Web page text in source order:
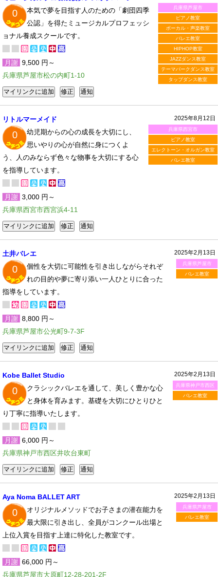
兵庫県芦屋市
ピアノ教室
ボーカル・声楽教室
バレエ教室
HIPHOP教室
JAZZダンス教室
テーマパークダンス教室
タップダンス教室
0
本気で夢を目指す人のための「劇団四季
公認」を得たミュージカルプロフェッシ
ョナル養成スクールです。
月謝 9,500 円～
兵庫県芦屋市松の内町1-10
2025年8月12日
兵庫県西宮市
ピアノ教室
エレクトーン・オルガン教室
バレエ教室
リトルマーメイド
0
幼児期からの心の成長を大切にし、
思いやりの心が自然に身につくよ
う、人のみならず色々な物事を大切にする心
を指導しています。
月謝 3,000 円～
兵庫県西宮市西宮浜4-11
2025年2月13日
兵庫県芦屋市
バレエ教室
土井バレエ
0
個性を大切に可能性を引き出しながらそれぞ
れの目的や夢に寄り添い一人ひとりに合った
指導をしています。
月謝 8,800 円～
兵庫県芦屋市公光町9-7-3F
2025年2月13日
兵庫県神戸市西区
バレエ教室
Kobe Ballet Studio
0
クラシックバレエを通して、美しく豊かな心
と身体を育みます。基礎を大切にひとりひと
り丁寧に指導いたします。
月謝 6,000 円～
兵庫県神戸市西区井吹台東町
2025年2月13日
兵庫県芦屋市
バレエ教室
Aya Noma BALLET ART
0
オリジナルメソッドでお子さまの潜在能力を
最大限に引き出し、全員がコンクール出場と
上位入賞を目指す上達に特化した教室です。
月謝 66,000 円～
兵庫県芦屋市大原町12-28-201-2F